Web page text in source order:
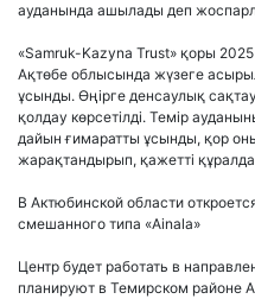
ауданында ашылады деп
«Samruk-Kazyna Trust» қоры
Ақтөбе облысында жүзеге
ұсынды. Өңірге денсаулық
қолдау көрсетілді. Темір
дайын ғимаратты ұсынды, қор
жарақтандырып, қажетті
В Актюбинской области
смешанного типа «Ainala»
Центр будет работать в
планируют в Темирском районе